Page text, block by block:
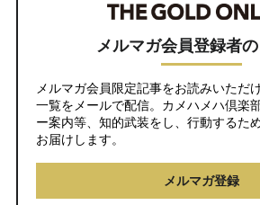
メルマガ会員登録者
メルマガ会員限定記事をお読みいただ
一覧をメールで配信。カメハメハ倶楽
ー案内等、知的武装をし、行動するた
お届けします。
メルマガ登録